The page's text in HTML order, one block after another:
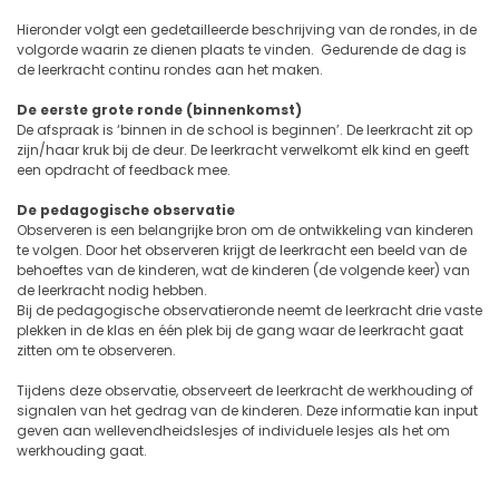
Hieronder volgt een gedetailleerde beschrijving van de rondes, in de
volgorde waarin ze dienen plaats te vinden. Gedurende de dag is
de leerkracht continu rondes aan het maken.
De eerste grote ronde (binnenkomst)
De afspraak is ‘binnen in de school is beginnen’. De leerkracht zit op
zijn/haar kruk bij de deur. De leerkracht verwelkomt elk kind en geeft
een opdracht of feedback mee.
De pedagogische observatie
Observeren is een belangrijke bron om de ontwikkeling van kinderen
te volgen. Door het observeren krijgt de leerkracht een beeld van de
behoeftes van de kinderen, wat de kinderen (de volgende keer) van
de leerkracht nodig hebben.
Bij de pedagogische observatieronde neemt de leerkracht drie vaste
plekken in de klas en één plek bij de gang waar de leerkracht gaat
zitten om te observeren.
Tijdens deze observatie, observeert de leerkracht de werkhouding of
signalen van het gedrag van de kinderen. Deze informatie kan input
geven aan wellevendheidslesjes of individuele lesjes als het om
werkhouding gaat.